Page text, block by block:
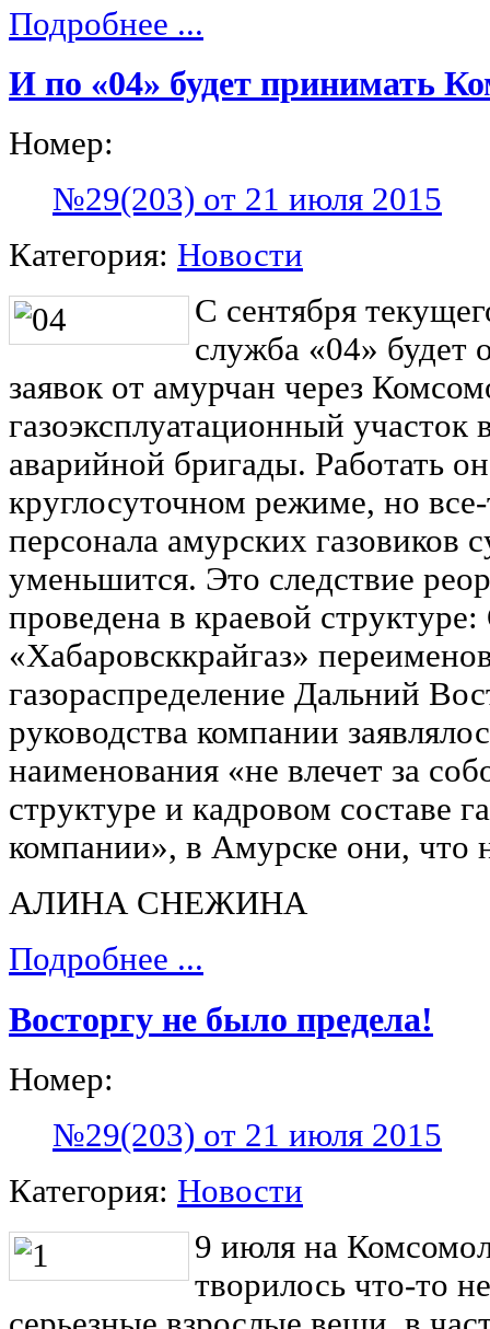
Подробнее ...
И по «04» будет принимать
Номер:
№29(203) от 21 июля 2015
Категория: Новости
С сентября
служба «04» будет
заявок от амурчан через
газоэксплуатационный участок
аварийной бригады. Работать
круглосуточном режиме, но
персонала амурских газовиков
уменьшится. Это следствие
проведена в краевой
«Хабаровсккрайгаз»
газораспределение Дальний
руководства компании
наименования «не влечет за
структуре и кадровом составе
компании», в Амурске они, что
АЛИНА СНЕЖИНА
Подробнее ...
Восторгу не было предела!
Номер:
№29(203) от 21 июля 2015
Категория: Новости
9 июля на
творилось что-то